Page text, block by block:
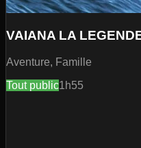
VAIANA LA
Aventure, Famille
Tout public1h55